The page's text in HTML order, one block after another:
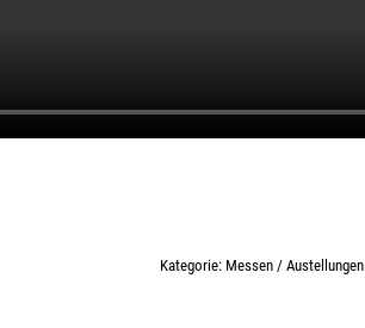
Kategorie: Messen / Austellungen